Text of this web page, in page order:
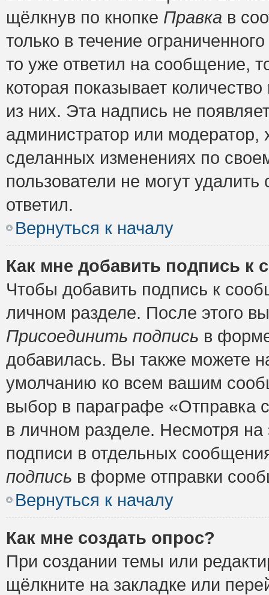
щёлкнув по кнопке Правка в
только в течение
то уже ответил на сообщение,
которая показывает
из них. Эта надпись не
администратор или модератор,
сделанных изменениях по
пользователи не могут
ответил.
Вернуться к началу
Как мне добавить подпись к
Чтобы добавить подпись к
личном разделе. После этого
Присоединить подпись в
добавилась. Вы также можете
умолчанию ко всем вашим
выбор в параграфе «Отправка
в личном разделе. Несмотря
подписи в отдельных
подпись в форме отправки
Вернуться к началу
Как мне создать опрос?
При создании темы или
щёлкните на закладке или